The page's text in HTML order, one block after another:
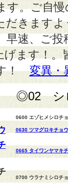
す。ご自
だきます
早速、ご
げます！
す！変異・
◎02 シ
0600 エゾヒメシロチ
0630 ツマグロキチョウ
0665 タイワンヤマキ
0700 ウラナミシロチ